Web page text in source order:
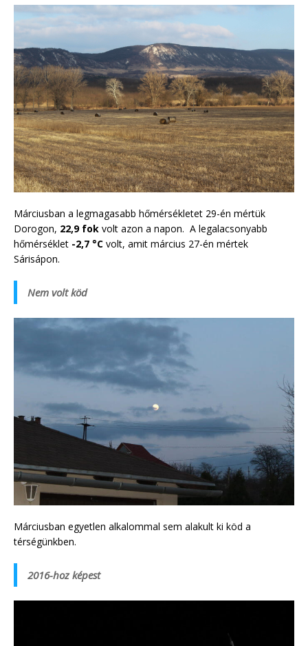
Márciusban a legmagasabb hőmérsékletet 29-én mértük
Dorogon, 22,9 fok volt azon a napon. A legalacsonyabb
hőmérséklet -2,7 °C volt, amit március 27-én mértek
Sárisápon.
Nem volt köd
Márciusban egyetlen alkalommal sem alakult ki köd a
térségünkben.
2016-hoz képest